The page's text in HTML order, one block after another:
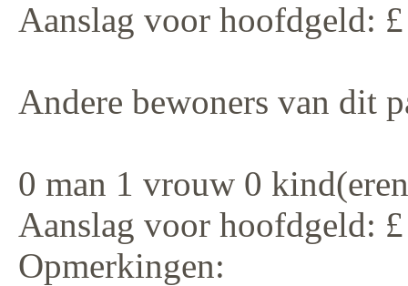
Aanslag voor hoofdgeld:
Andere bewoners van dit
0 man 1 vrouw 0
Aanslag voor hoofdgeld:
Opmerkingen: